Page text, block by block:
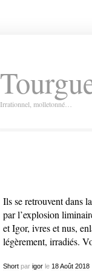
Irrationnel, molletonné…
Ils se retrouvent dans
par l’explosion
et Igor, ivres et nus,
légèrement, irradiés.
Shortpar igorle 18 Août 2018